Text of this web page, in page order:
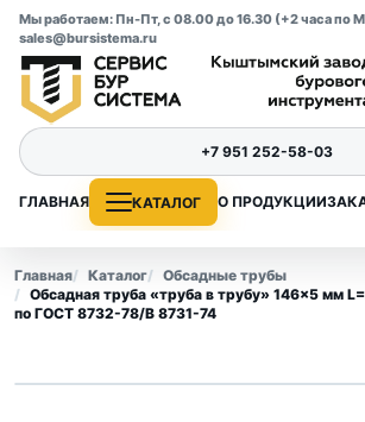
Мы работаем: Пн-Пт, с 08.00 до 16.30 (+2 часа по
sales@bursistema.ru
ГЛАВНАЯ КАТАЛОГ О ПРОДУКЦИИ
+7 951 252-58-03
Главная Каталог
Обсадные трубы
Обсадная труба «труба в трубу» 146×5 мм
по ГОСТ 8732-78/В 8731-74